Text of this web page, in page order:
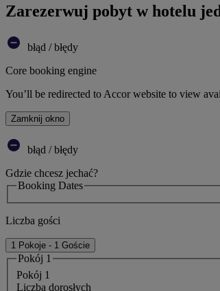
Zarezerwuj pobyt w hotelu
błąd / błędy
Core booking engine
You’ll be redirected to Accor website to view
Zamknij okno
błąd / błędy
Gdzie chcesz jechać?
Booking Dates
Liczba gości
1 Pokoje - 1 Goście
Pokój 1
Pokój 1
Liczba dorosłych